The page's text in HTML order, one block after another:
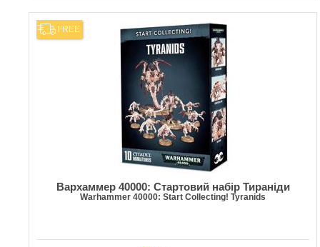
FREE
Вархаммер 40000: Стартовий набір Тираніди
Warhammer 40000: Start Collecting! Tyranids